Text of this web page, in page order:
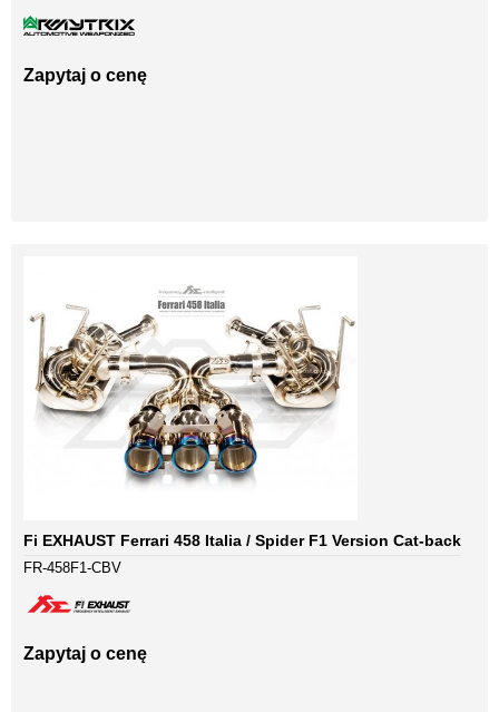
Zapytaj o cenę
Fi EXHAUST Ferrari 458 Italia / Spider F1 Version Cat-back
FR-458F1-CBV
Zapytaj o cenę